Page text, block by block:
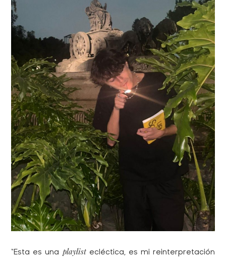
“Esta es una playlistecléctica, es mi reinterpretación